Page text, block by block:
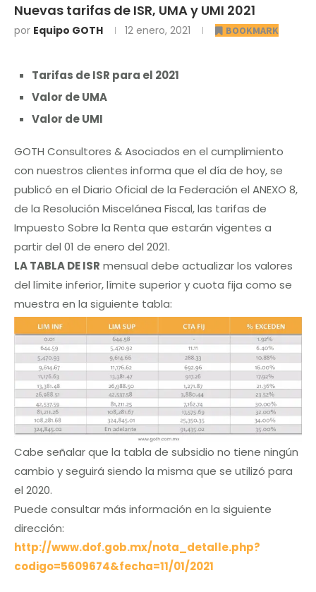
Nuevas tarifas de ISR, UMA y UMI 2021
por Equipo GOTH 12 enero, 2021 BOOKMARK
Tarifas de ISR para el 2021
Valor de UMA
Valor de UMI
GOTH Consultores & Asociados en el cumplimiento
con nuestros clientes informa que el día de hoy, se
publicó en el Diario Oficial de la Federación el ANEXO 8,
de la Resolución Miscelánea Fiscal, las tarifas de
Impuesto Sobre la Renta que estarán vigentes a
partir del 01 de enero del 2021.
LA TABLA DE ISR mensual debe actualizar los valores
del límite inferior, límite superior y cuota fija como se
muestra en la siguiente tabla:
Cabe señalar que la tabla de subsidio no tiene ningún
cambio y seguirá siendo la misma que se utilizó para
el 2020.
Puede consultar más información en la siguiente
dirección:
http://www.dof.gob.mx/nota_detalle.php?
codigo=5609674&fecha=11/01/2021